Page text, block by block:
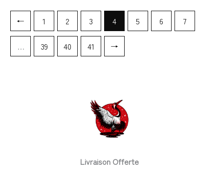
← 1 2 3 4 5 6 7
… 39 40 41 →
Livraison Offerte